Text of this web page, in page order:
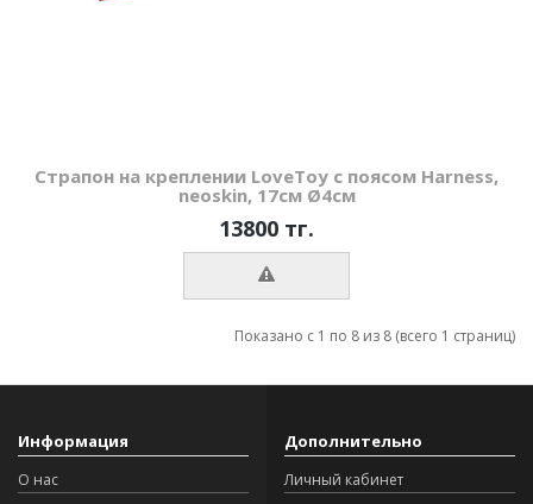
Страпон на креплении LoveToy с поясом Harness,
neoskin, 17см Ø4см
13800 тг.
Показано с 1 по 8 из 8 (всего 1 страниц)
Информация
О нас
Дополнительно
Личный кабинет